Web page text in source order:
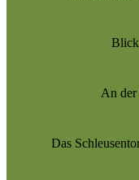
An der
Das